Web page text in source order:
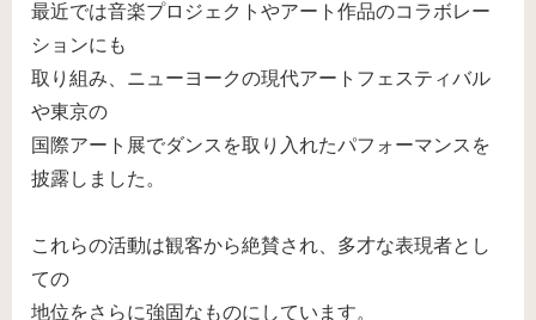
最近では音楽プロジェクトやアート作品のコラボレー
ションにも
取り組み、ニューヨークの現代アートフェスティバル
や東京の
国際アート展でダンスを取り入れたパフォーマンスを
披露しました。
これらの活動は観客から絶賛され、多才な表現者とし
ての
地位をさらに強固なものにしています。